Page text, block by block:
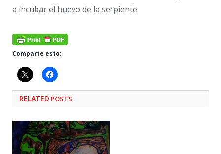
a incubar el huevo de la serpiente.
Comparte esto:
RELATED POSTS